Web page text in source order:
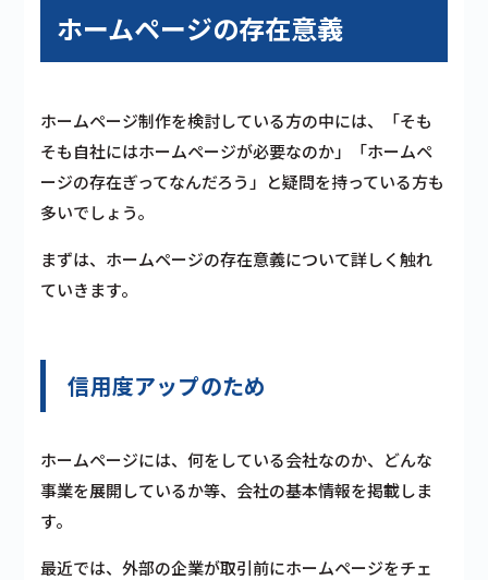
ホームページの存在意義
ホームページ制作を検討している方の中には、「そも
そも自社にはホームページが必要なのか」「ホームペ
ージの存在ぎってなんだろう」と疑問を持っている方も
多いでしょう。
まずは、ホームページの存在意義について詳しく触れ
ていきます。
信用度アップのため
ホームページには、何をしている会社なのか、どんな
事業を展開しているか等、会社の基本情報を掲載しま
す。
最近では、外部の企業が取引前にホームページをチェ